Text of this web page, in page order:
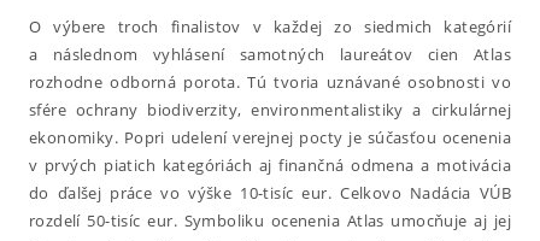
O výbere troch finalistov v každej zo siedmich kategórií
a následnom vyhlásení samotných laureátov cien Atlas
rozhodne odborná porota. Tú tvoria uznávané osobnosti vo
sfére ochrany biodiverzity, environmentalistiky a cirkulárnej
ekonomiky. Popri udelení verejnej pocty je súčasťou ocenenia
v prvých piatich kategóriách aj finančná odmena a motivácia
do ďalšej práce vo výške 10-tisíc eur. Celkovo Nadácia VÚB
rozdelí 50-tisíc eur. Symboliku ocenenia Atlas umocňuje aj jej